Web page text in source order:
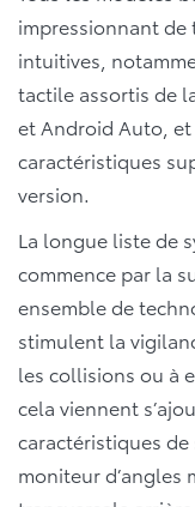
impressionnant de
intuitives,
tactile assortis de
et Android Auto,
caractéristiques
version.
La longue liste de
commence par la
ensemble de
stimulent la
les collisions ou à
cela viennent
caractéristiques
moniteur d’angles